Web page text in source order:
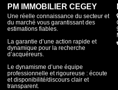
PM IMMOBILIER CEGEY
Une réelle connaissance du secteur et
du marché vous garantissant des
estimations fiables.
La garantie d’une action rapide et
dynamique pour la recherche
d’acquéreurs.
Le dynamisme d’une équipe
professionnelle et rigoureuse : écoute
et disponibilité/discours clair et
transparent.